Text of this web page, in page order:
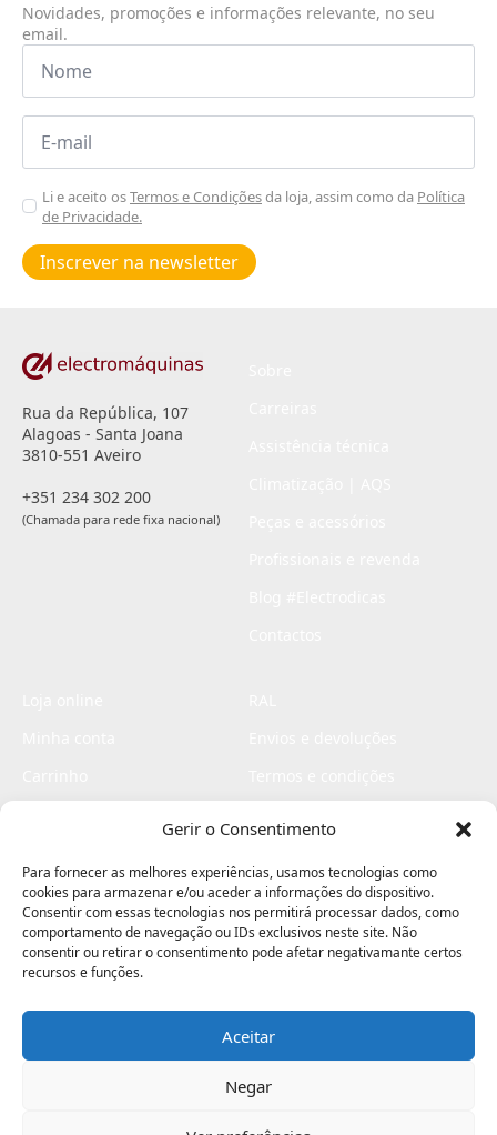
Gerir o Consentimento
Para fornecer as melhores experiências, usamos tecnologias como
cookies para armazenar e/ou aceder a informações do dispositivo.
Consentir com essas tecnologias nos permitirá processar dados, como
comportamento de navegação ou IDs exclusivos neste site. Não
consentir ou retirar o consentimento pode afetar negativamante certos
recursos e funções.
Aceitar
Negar
Novidades, promoções e informações relevante, no seu
email.
Nome
Email
Aceitar
Poiticas
de
privacidade
Li e aceito osTermos e Condiçõesda loja, assim como da Política
de Privacidade.
Inscrever na newsletter
Rua da República, 107
Alagoas - Santa Joana
3810-551 Aveiro
+351 234 302 200
(Chamada para rede fixa nacional)
Livro de elogios
Electromaquinas ©2026
contágio - agência criativa